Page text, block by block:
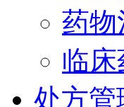
药物
临
处方管